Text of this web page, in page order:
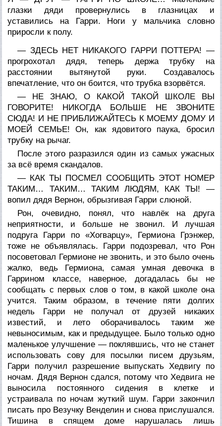
глазки дяди провернулись в глазницах и
уставились на Гарри. Ноги у мальчика словно
приросли к полу.
— ЗДЕСЬ НЕТ НИКАКОГО ГАРРИ ПОТТЕРА! —
прогрохотал дядя, теперь держа трубку на
расстоянии вытянутой руки. Создавалось
впечатление, что он боится, что трубка взорвётся.
— НЕ ЗНАЮ, О КАКОЙ ТАКОЙ ШКОЛЕ ВЫ
ГОВОРИТЕ! НИКОГДА БОЛЬШЕ НЕ ЗВОНИТЕ
СЮДА! И НЕ ПРИБЛИЖАЙТЕСЬ К МОЕМУ ДОМУ И
МОЕЙ СЕМЬЕ! Он, как ядовитого паука, бросил
трубку на рычаг.
После этого разразился один из самых ужасных
за всё время скандалов.
— КАК ТЫ ПОСМЕЛ СООБЩИТЬ ЭТОТ НОМЕР
ТАКИМ… ТАКИМ… ТАКИМ ЛЮДЯМ, КАК ТЫ! —
вопил дядя Вернон, обрызгивая Гарри слюной.
Рон, очевидно, понял, что навлёк на друга
неприятности, и больше не звонил. И лучшая
подруга Гарри по «Хогварцу», Гермиона Грэнжер,
тоже не объявлялась. Гарри подозревал, что Рон
посоветовал Гермионе не звонить, и это было очень
жалко, ведь Гермиона, самая умная девочка в
Гаррином классе, наверное, догадалась бы не
сообщать с первых слов о том, в какой школе она
учится. Таким образом, в течение пяти долгих
недель Гарри не получал от друзей никаких
известий, и лето оборачивалось таким же
невыносимым, как и предыдущее. Было только одно
маленькое улучшение — поклявшись, что не станет
использовать сову для посылки писем друзьям,
Гарри получил разрешение выпускать Хедвигу по
ночам. Дядя Вернон сдался, потому что Хедвига не
выносила постоянного сидения в клетке и
устраивала по ночам жуткий шум. Гарри закончил
писать про Везучку Венделин и снова прислушался.
Тишина в спящем доме нарушалась лишь